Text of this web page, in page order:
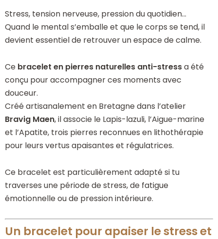
Stress, tension nerveuse, pression du quotidien…
Quand le mental s’emballe et que le corps se tend, il
devient essentiel de retrouver un espace de calme.
Ce bracelet en pierres naturelles anti-stressa été
conçu pour accompagner ces moments avec
douceur.
Créé artisanalement en Bretagne dans l’atelier
Bravig Maen, il associe le Lapis-lazuli, l’Aigue-marine
et l’Apatite, trois pierres reconnues en lithothérapie
pour leurs vertus apaisantes et régulatrices.
Ce bracelet est particulièrement adapté si tu
traverses une période de stress, de fatigue
émotionnelle ou de pression intérieure.
Un bracelet pour apaiser le stress et